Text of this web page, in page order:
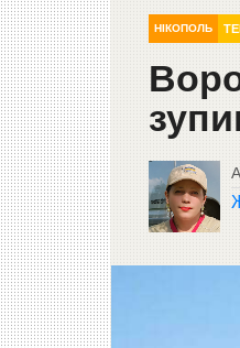
НІКОПОЛЬ